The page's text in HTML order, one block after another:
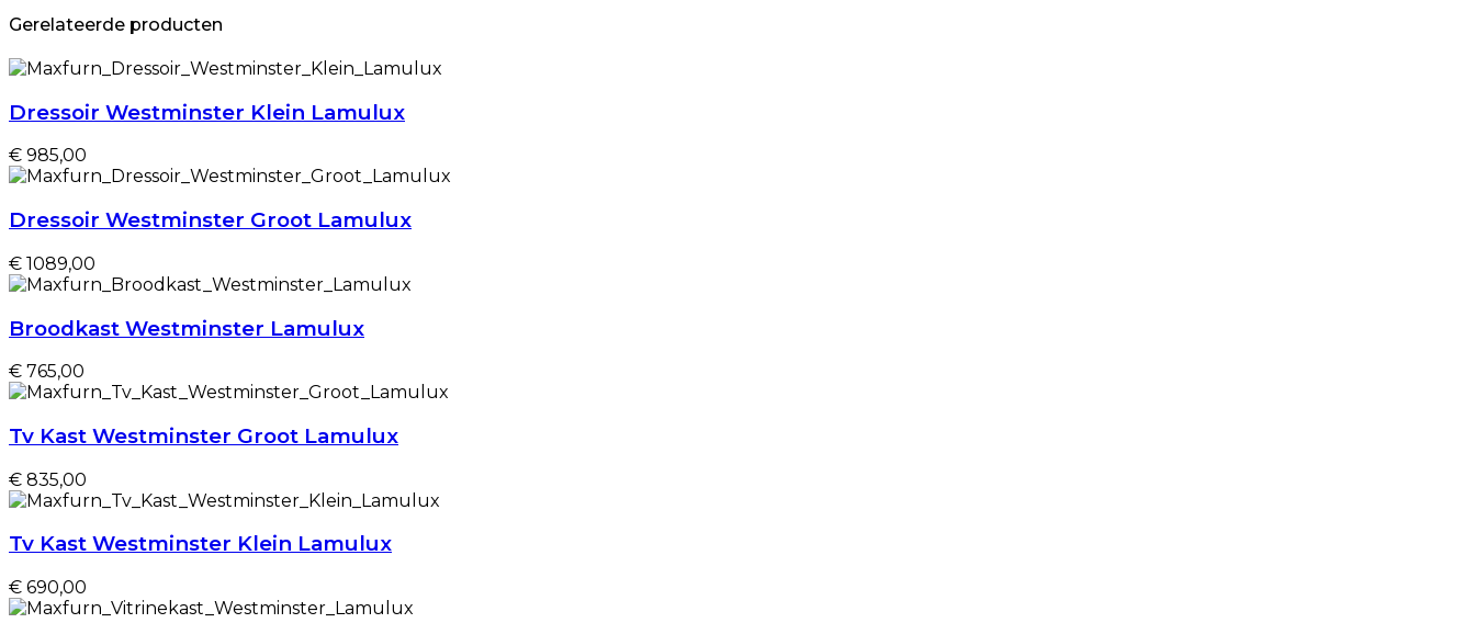
Gerelateerde producten
Dressoir Westminster Klein Lamulux
€ 985,00
Dressoir Westminster Groot Lamulux
€ 1089,00
Broodkast Westminster Lamulux
€ 765,00
Tv Kast Westminster Groot Lamulux
€ 835,00
Tv Kast Westminster Klein Lamulux
€ 690,00